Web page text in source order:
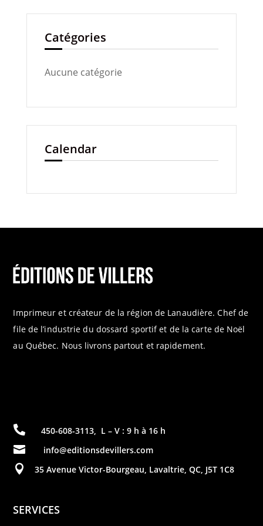
Catégories
Aucune catégorie
Calendar
Imprimeur et créateur de la région de Lanaudière. Chef de
file de l’industrie du dossard sportif et de la carte de Noël
au Québec. Nous livrons partout et rapidement.
 450-608-3113, L – V : 9 h à 16 h
 info@editionsdevillers.com
 35 Avenue Victor-Bourgeau, Lavaltrie, QC, J5T 1C8
SERVICES